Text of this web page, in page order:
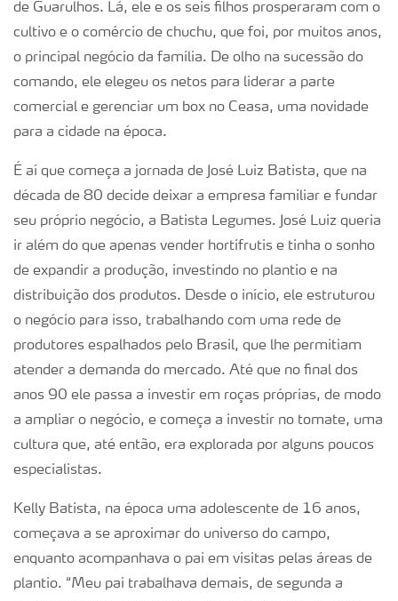
de Guarulhos. Lá, ele e os seis filhos prosperaram com o
cultivo e o comércio de chuchu, que foi, por muitos anos,
o principal negócio da família. De olho na sucessão do
comando, ele elegeu os netos para liderar a parte
comercial e gerenciar um box no Ceasa, uma novidade
para a cidade na época.
É aí que começa a jornada de José Luiz Batista, que na
década de 80 decide deixar a empresa familiar e fundar
seu próprio negócio, a Batista Legumes. José Luiz queria
ir além do que apenas vender hortifrutis e tinha o sonho
de expandir a produção, investindo no plantio e na
distribuição dos produtos. Desde o início, ele estruturou
o negócio para isso, trabalhando com uma rede de
produtores espalhados pelo Brasil, que lhe permitiam
atender a demanda do mercado. Até que no final dos
anos 90 ele passa a investir em roças próprias, de modo
a ampliar o negócio, e começa a investir no tomate, uma
cultura que, até então, era explorada por alguns poucos
especialistas.
Kelly Batista, na época uma adolescente de 16 anos,
começava a se aproximar do universo do campo,
enquanto acompanhava o pai em visitas pelas áreas de
plantio. “Meu pai trabalhava demais, de segunda a